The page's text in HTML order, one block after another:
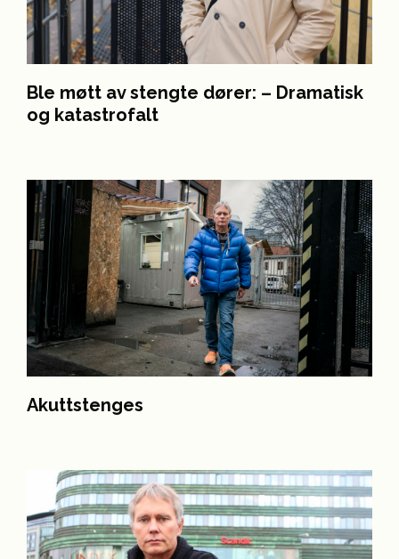
Ble møtt av stengte dører: – Dramatisk
og katastrofalt
Akuttstenges